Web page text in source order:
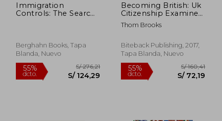
Immigration
Controls: The Search
(Migration &
Refugees, 4) (en
Berghahn Books, Tapa
Blanda, Nuevo
Becoming British: Uk
Citizenship Examined
(en Inglés)
Thom Brooks
Biteback Publishing, 2017,
Tapa Blanda, Nuevo